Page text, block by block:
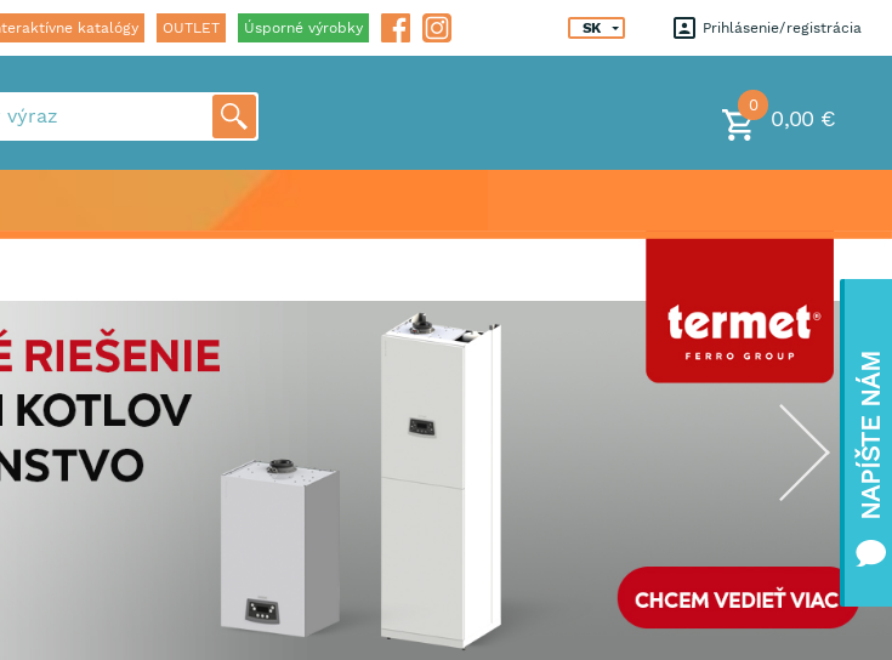
Prihlásenie registrácia
katalógy OUTLET Úsporné výrobky SK
0
0,00 €
NAPÍŠTE NÁM